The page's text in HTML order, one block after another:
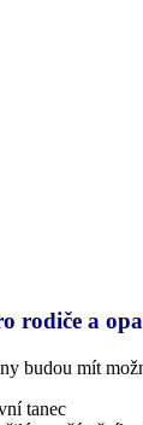
rodiče a
budou mít
tanec